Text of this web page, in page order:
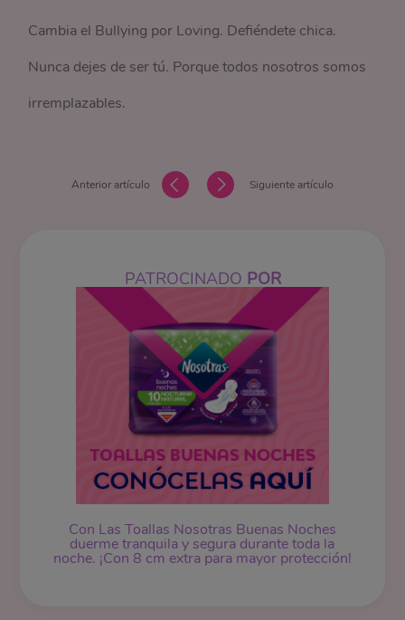
Cambia el Bullying por Loving. Defiéndete chica.
Nunca dejes de ser tú. Porque todos nosotros somos
irremplazables.
Anterior artículo Siguiente artículo
PATROCINADO POR
Con Las Toallas Nosotras Buenas Noches
duerme tranquila y segura durante toda la
noche. ¡Con 8 cm extra para mayor protección!